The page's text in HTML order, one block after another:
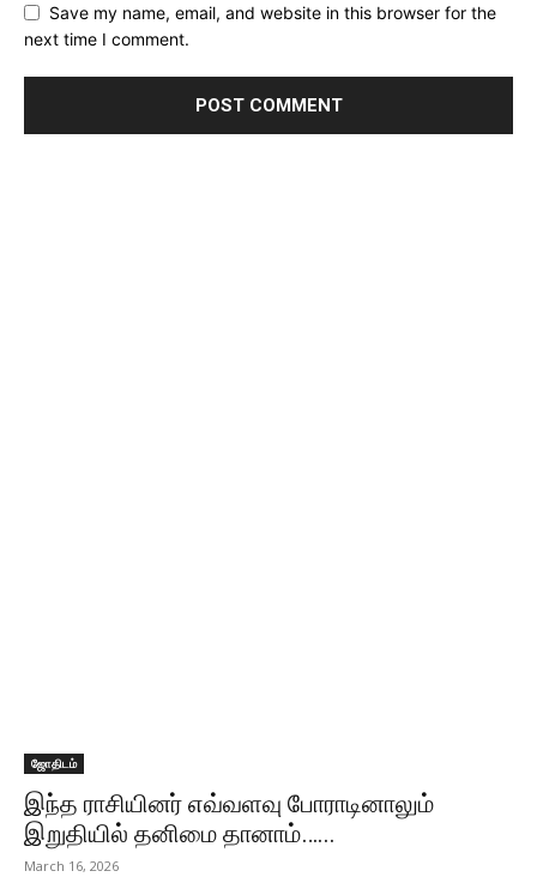
Save my name, email, and website in this browser for the
next time I comment.
ஜோதிடம்
இந்த ராசியினர் எவ்வளவு போராடினாலும்
இறுதியில் தனிமை தானாம்…...
March 16, 2026